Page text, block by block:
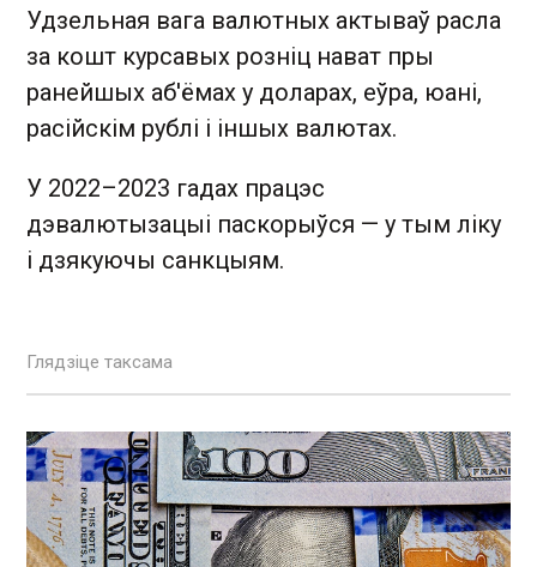
Удзельная вага валютных актываў расла
за кошт курсавых розніц нават пры
ранейшых аб'ёмах у доларах, еўра, юані,
расійскім рублі і іншых валютах.
У 2022–2023 гадах працэс
дэвалютызацыі паскорыўся — у тым ліку
і дзякуючы санкцыям.
Глядзіце таксама